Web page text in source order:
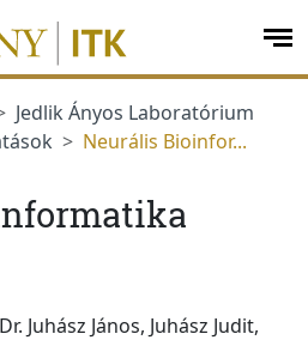
Jedlik Ányos Laboratórium
Neurális Bioinfor...
Juhász János, Juhász Judit,